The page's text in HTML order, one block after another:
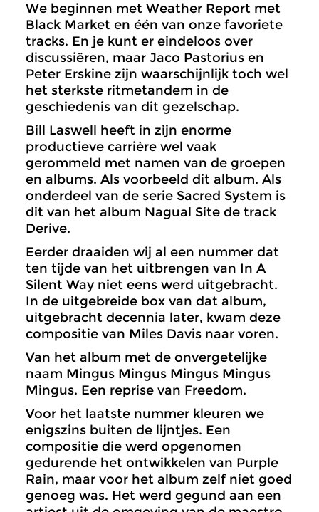
We beginnen met Weather Report met
Black Market en één van onze favoriete
tracks. En je kunt er eindeloos over
discussiëren, maar Jaco Pastorius en
Peter Erskine zijn waarschijnlijk toch wel
het sterkste ritmetandem in de
geschiedenis van dit gezelschap.
Bill Laswell heeft in zijn enorme
productieve carrière wel vaak
gerommeld met namen van de groepen
en albums. Als voorbeeld dit album. Als
onderdeel van de serie Sacred System is
dit van het album Nagual Site de track
Derive.
Eerder draaiden wij al een nummer dat
ten tijde van het uitbrengen van In A
Silent Way niet eens werd uitgebracht.
In de uitgebreide box van dat album,
uitgebracht decennia later, kwam deze
compositie van Miles Davis naar voren.
Van het album met de onvergetelijke
naam Mingus Mingus Mingus Mingus
Mingus. Een reprise van Freedom.
Voor het laatste nummer kleuren we
enigszins buiten de lijntjes. Een
compositie die werd opgenomen
gedurende het ontwikkelen van Purple
Rain, maar voor het album zelf niet goed
genoeg was. Het werd gegund aan een